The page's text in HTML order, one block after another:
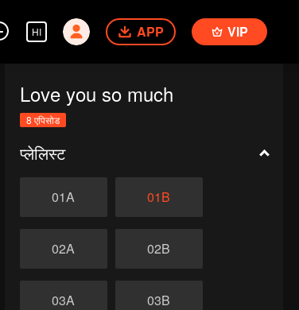
HI APP VIP
Love you so much
8 एपिसोड
प्लेलिस्ट
01A 01B
02A 02B
03A 03B